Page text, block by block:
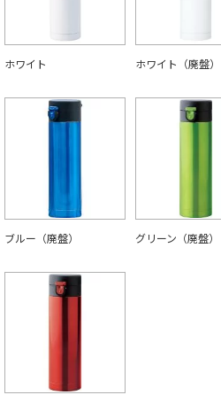
ホワイト ホワイト（廃盤）
ブルー（廃盤） グリーン（廃盤）